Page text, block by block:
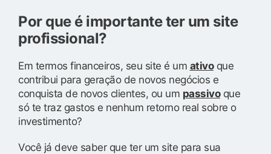
Por que é importante ter um site
profissional?
Em termos financeiros, seu site é um ativoque
contribui para geração de novos negócios e
conquista de novos clientes, ou um passivoque
só te traz gastos e nenhum retorno real sobre o
investimento?
Você já deve saber que ter um site para sua